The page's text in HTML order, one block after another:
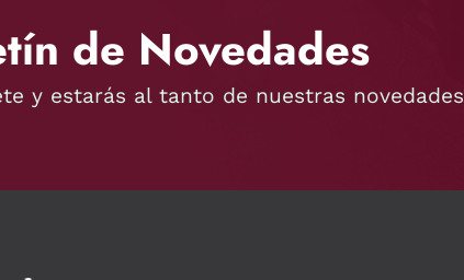
de Novedades
y estarás al tanto de nuestras novedades